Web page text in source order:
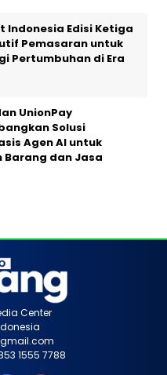
Indonesia Edisi Ketiga
Pemasaran untuk
Pertumbuhan di Era
UnionPay
Solusi
Agen AI untuk
Barang dan Jasa
Center
1555 7788